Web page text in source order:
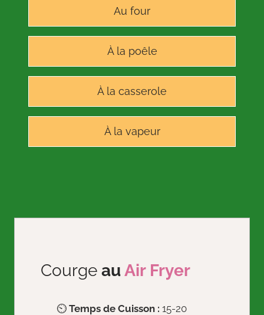
Au four
À la poêle
À la casserole
À la vapeur
Courge auAir Fryer
⏲️ Temps de Cuisson : 15-20